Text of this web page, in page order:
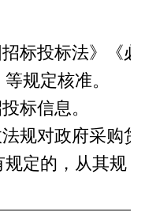
标投标法》《必
规定核准。
标信息。
规对政府采购货
定的，从其规